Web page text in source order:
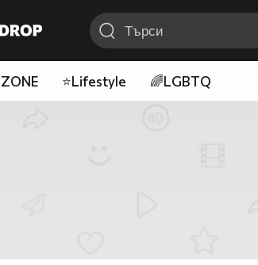
⭐Lifestyle 🌈LGBTQ